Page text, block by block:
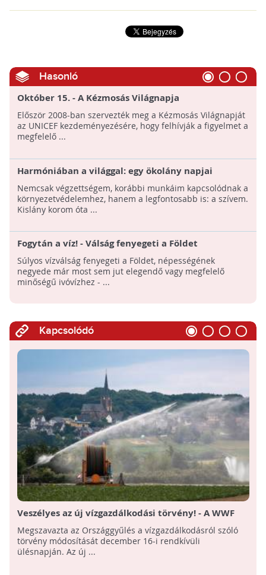
Hasonló
Október 15. - A Kézmosás Világnapja
Először 2008-ban szervezték meg a Kézmosás Világnapját
az UNICEF kezdeményezésére, hogy felhívják a figyelmet a
megfelelő ...
Harmóniában a világgal: egy ökolány napjai
Nemcsak végzettségem, korábbi munkáim kapcsolódnak a
környezetvédelemhez, hanem a legfontosabb is: a szívem.
Kislány korom óta ...
Fogytán a víz! - Válság fenyegeti a Földet
Súlyos vízválság fenyegeti a Földet, népességének
negyede már most sem jut elegendő vagy megfelelő
minőségű ivóvízhez - ...
Kapcsolódó
Veszélyes az új vízgazdálkodási törvény! - A WWF
nyílt levele a köztársasági elnöknek
Megszavazta az Országgyűlés a vízgazdálkodásról szóló
törvény módosítását december 16-i rendkívüli
ülésnapján. Az új ...